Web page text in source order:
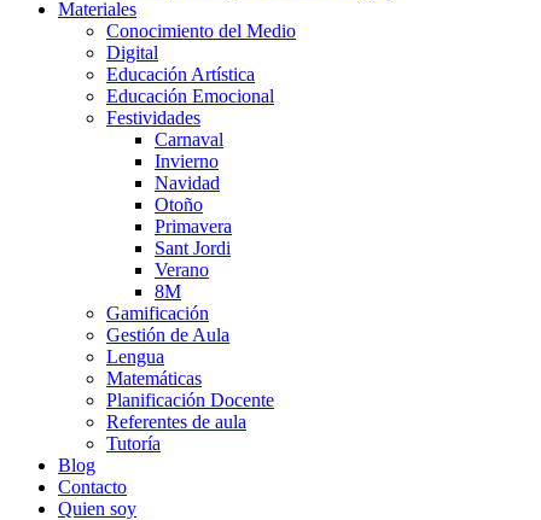
Materiales
Conocimiento del Medio
Digital
Educación Artística
Educación Emocional
Festividades
Carnaval
Invierno
Navidad
Otoño
Primavera
Sant Jordi
Verano
8M
Gamificación
Gestión de Aula
Lengua
Matemáticas
Planificación Docente
Referentes de aula
Tutoría
Blog
Contacto
Quien soy